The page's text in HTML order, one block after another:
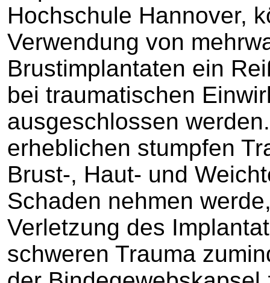
Hochschule Hannover,
Verwendung von
Brustimplantaten ein
bei traumatischen
ausgeschlossen
erheblichen stumpfen
Brust-, Haut- und
Schaden nehmen
Verletzung des
schweren Trauma